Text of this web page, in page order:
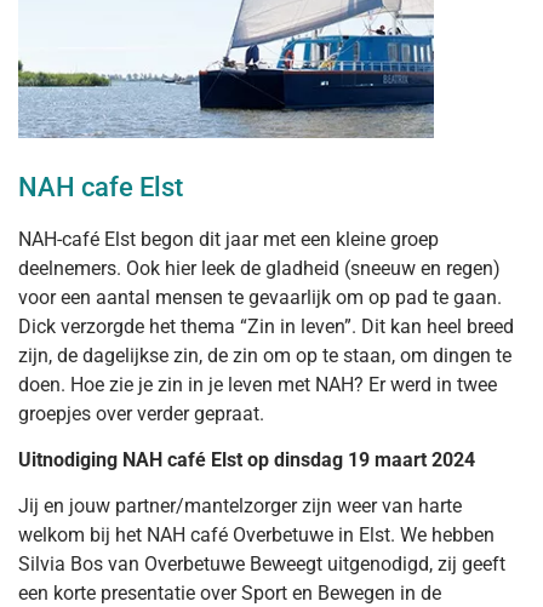
NAH cafe Elst
NAH-café Elst begon dit jaar met een kleine groep
deelnemers. Ook hier leek de gladheid (sneeuw en regen)
voor een aantal mensen te gevaarlijk om op pad te gaan.
Dick verzorgde het thema “Zin in leven”. Dit kan heel breed
zijn, de dagelijkse zin, de zin om op te staan, om dingen te
doen. Hoe zie je zin in je leven met NAH? Er werd in twee
groepjes over verder gepraat.
Uitnodiging NAH café Elst op dinsdag 19 maart 2024
Jij en jouw partner/mantelzorger zijn weer van harte
welkom bij het NAH café Overbetuwe in Elst. We hebben
Silvia Bos van Overbetuwe Beweegt uitgenodigd, zij geeft
een korte presentatie over Sport en Bewegen in de